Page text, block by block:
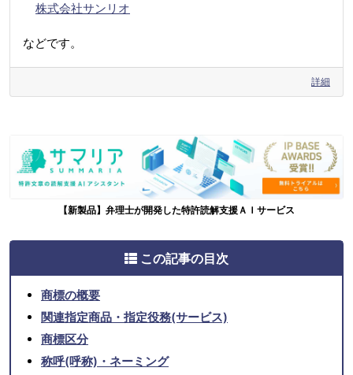
株式会社サンリオ
などです。
詳細
【新製品】弁理士が開発した特許読解支援ＡＩサービス
この記事の目次
商標の概要
関連指定商品・指定役務(サービス)
商標区分
称呼(呼称)・ネーミング